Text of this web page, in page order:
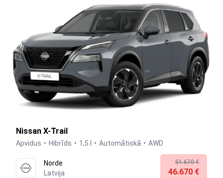
Nissan X-Trail
Apvidus Hibrīds 1,5 l Automātiskā AWD
Norde
Latvija
51.670 €
46.670 €